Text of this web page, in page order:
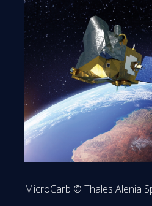
MicroCarb © Thales Alenia